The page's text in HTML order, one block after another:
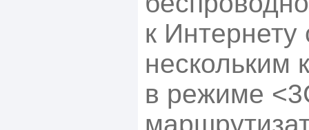
к Интернету
нескольким
в режиме